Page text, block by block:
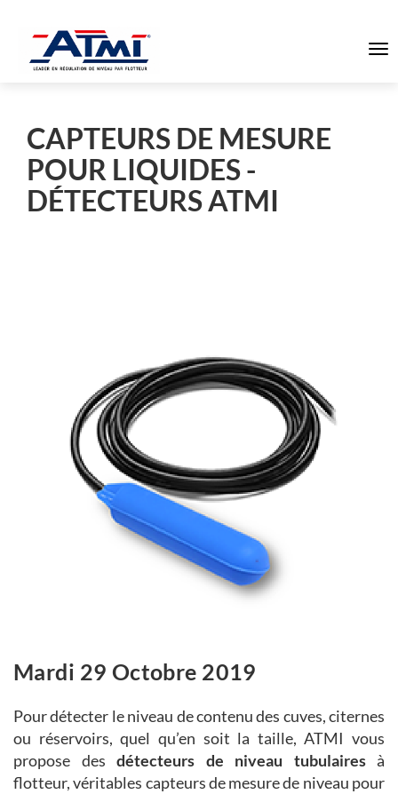
CAPTEURS DE MESURE
POUR LIQUIDES -
DÉTECTEURS ATMI
Mardi 29 Octobre 2019
Pour détecter le niveau de contenu des cuves, citernes
ou réservoirs, quel qu’en soit la taille, ATMI vous
propose des détecteurs de niveau tubulairesà
flotteur, véritables capteurs de mesure de niveau pour